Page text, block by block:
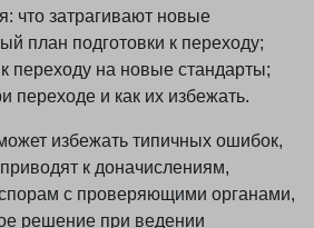
что затрагивают новые
план подготовки к переходу;
переходу на новые стандарты;
переходе и как их избежать.
избежать типичных ошибок,
к доначислениям,
с проверяющими органами,
решение при ведении